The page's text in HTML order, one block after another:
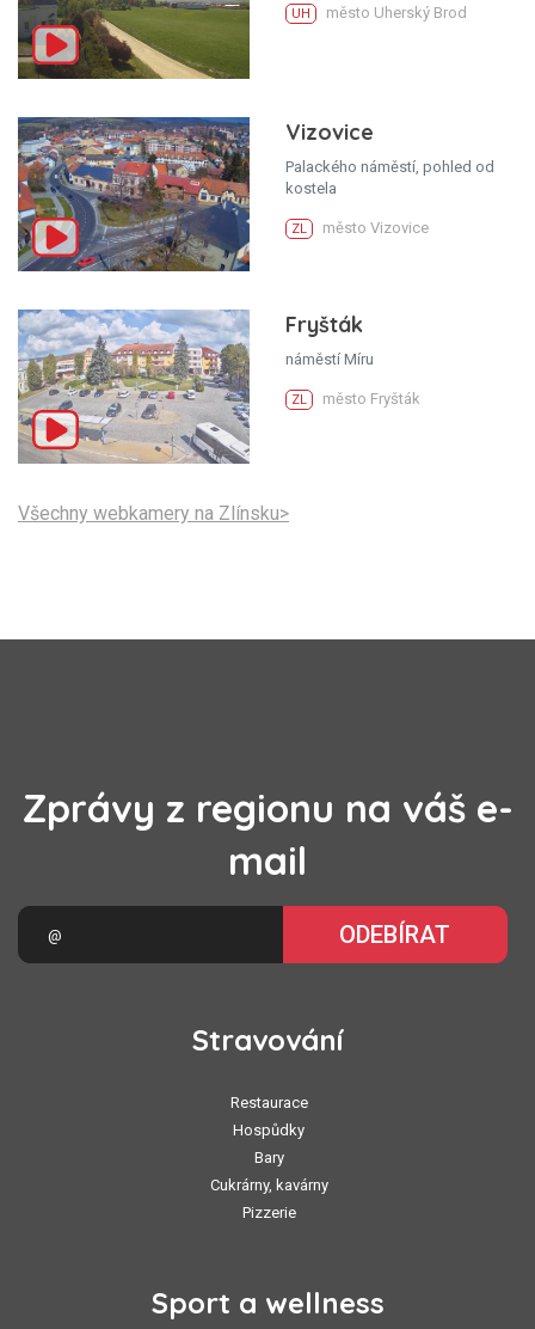
UH město Uherský Brod
Vizovice
Palackého náměstí, pohled od
kostela
ZL město Vizovice
Fryšták
náměstí Míru
ZL město Fryšták
Všechny webkamery na Zlínsku>
Zprávy z regionu na váš e-
mail
ODEBÍRAT
Stravování
Restaurace
Hospůdky
Bary
Cukrárny, kavárny
Pizzerie
Sport a wellness